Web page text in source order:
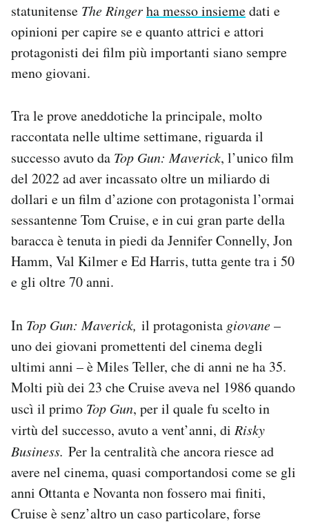
AREA PERSONALE
Area Personale
Newsletter
Hai bisogno di aiuto?
Esci
statunitense The Ringerha messo insiemedati e
opinioni per capire se e quanto attrici e attori
protagonisti dei film più importanti siano sempre
meno giovani.
Tra le prove aneddotiche la principale, molto
raccontata nelle ultime settimane, riguarda il
successo avuto da Top Gun: Maverick, l’unico film
del 2022 ad aver incassato oltre un miliardo di
dollari e un film d’azione con protagonista l’ormai
sessantenne Tom Cruise, e in cui gran parte della
baracca è tenuta in piedi da Jennifer Connelly, Jon
Hamm, Val Kilmer e Ed Harris, tutta gente tra i 50
e gli oltre 70 anni.
In Top Gun: Maverick, il protagonista giovane–
uno dei giovani promettenti del cinema degli
ultimi anni – è Miles Teller, che di anni ne ha 35.
Molti più dei 23 che Cruise aveva nel 1986 quando
uscì il primo Top Gun, per il quale fu scelto in
virtù del successo, avuto a vent’anni, di Risky
Business. Per la centralità che ancora riesce ad
avere nel cinema, quasi comportandosi come se gli
anni Ottanta e Novanta non fossero mai finiti,
Cruise è senz’altro un caso particolare, forse